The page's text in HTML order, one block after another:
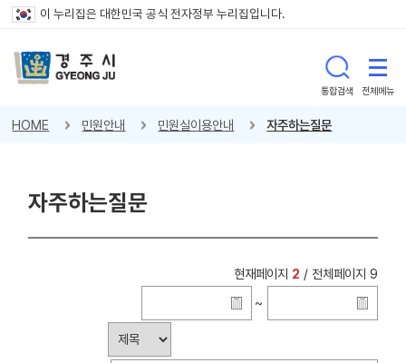
이 누리집은 대한민국 공식 전자정부 누리집입니다.
통합검색 전체메뉴
HOME 민원안내 민원실이용안내 자주하는질문
자주하는질문
현재페이지 2 / 전체페이지 9
~